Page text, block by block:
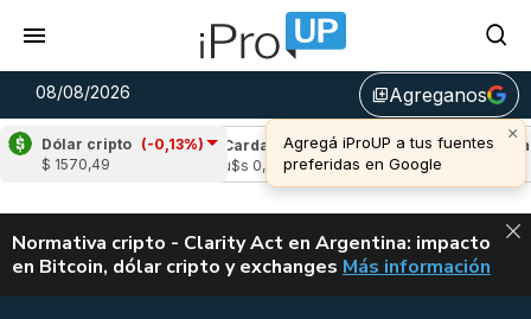
08/08/2026 library_addAgreganos
×
Agregá iProUP a tus fuentes
preferidas en Google
Dólar cripto (-0,13%)
$ 1570,49
(2,76%)
Cardano (0,11%)
u$s 0,20
Avalanche
u$s 6,54
ALERTA
Normativa cripto - Clarity Act en Argentina: impacto
en Bitcoin, dólar cripto y exchanges CLARITY ACT EN
Más información